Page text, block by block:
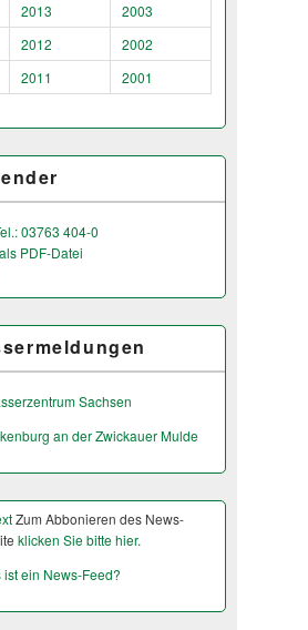
2013
2003
2012
2002
2011 2001
03763 404-0
PDF-Datei
Sachsen
an der Zwickauer Mulde
Zum Abbonieren des News-
klicken Sie bitte hier.
ein News-Feed?